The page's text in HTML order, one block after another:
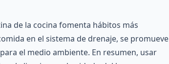
de la cocina fomenta hábitos más
en el sistema de drenaje, se promueve
el medio ambiente. En resumen, usar